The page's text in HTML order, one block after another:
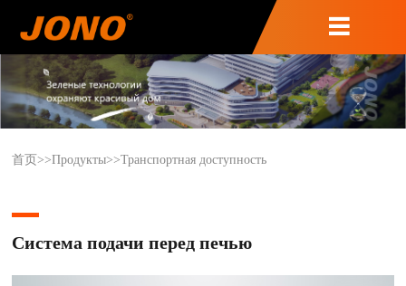
首页>>Продукты>>Транспортная доступность
Система подачи перед печью